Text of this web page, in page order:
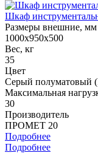
Шкаф
Размеры внешние,
1000x950x500
Вес, кг
35
Цвет
Cерый полуматовый
Максимальная
30
Производитель
ПРОМЕТ 20
Подробнее
Подробнее